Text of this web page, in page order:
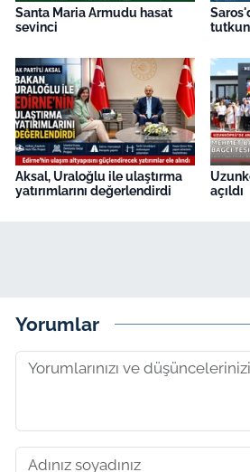
Santa Maria Armudu hasat
sevinci
Aksal, Uraloğlu ile ulaştırma
yatırımlarını değerlendirdi
açıldı
Yorumlar